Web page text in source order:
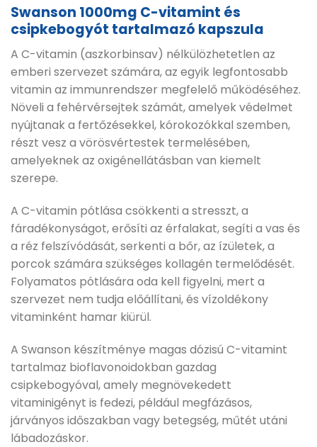
Swanson 1000mg C-vitamint és
csipkebogyót tartalmazó kapszula
A C-vitamin (aszkorbinsav) nélkülözhetetlen az
emberi szervezet számára, az egyik legfontosabb
vitamin az immunrendszer megfelelő működéséhez.
Növeli a fehérvérsejtek számát, amelyek védelmet
nyújtanak a fertőzésekkel, kórokozókkal szemben,
részt vesz a vörösvértestek termelésében,
amelyeknek az oxigénellátásban van kiemelt
szerepe.
A C-vitamin pótlása csökkenti a stresszt, a
fáradékonyságot, erősíti az érfalakat, segíti a vas és
a réz felszívódását, serkenti a bőr, az ízületek, a
porcok számára szükséges kollagén termelődését.
Folyamatos pótlására oda kell figyelni, mert a
szervezet nem tudja előállítani, és vízoldékony
vitaminként hamar kiürül.
A Swanson készítménye magas dózisú C-vitamint
tartalmaz bioflavonoidokban gazdag
csipkebogyóval, amely megnövekedett
vitaminigényt is fedezi, például megfázásos,
járványos időszakban vagy betegség, műtét utáni
lábadozáskor.